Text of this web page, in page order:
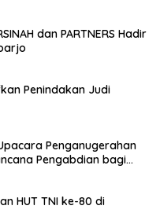
dan PARTNERS Hadir
Penindakan Judi
Penganugerahan
Pengabdian bagi
HUT TNI ke-80 di